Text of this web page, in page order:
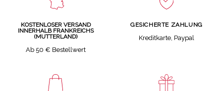
KOSTENLOSER VERSAND
INNERHALB FRANKREICHS
(MUTTERLAND)
Ab 50 € Bestellwert
GESICHERTE ZAHLUNG
Kreditkarte, Paypal